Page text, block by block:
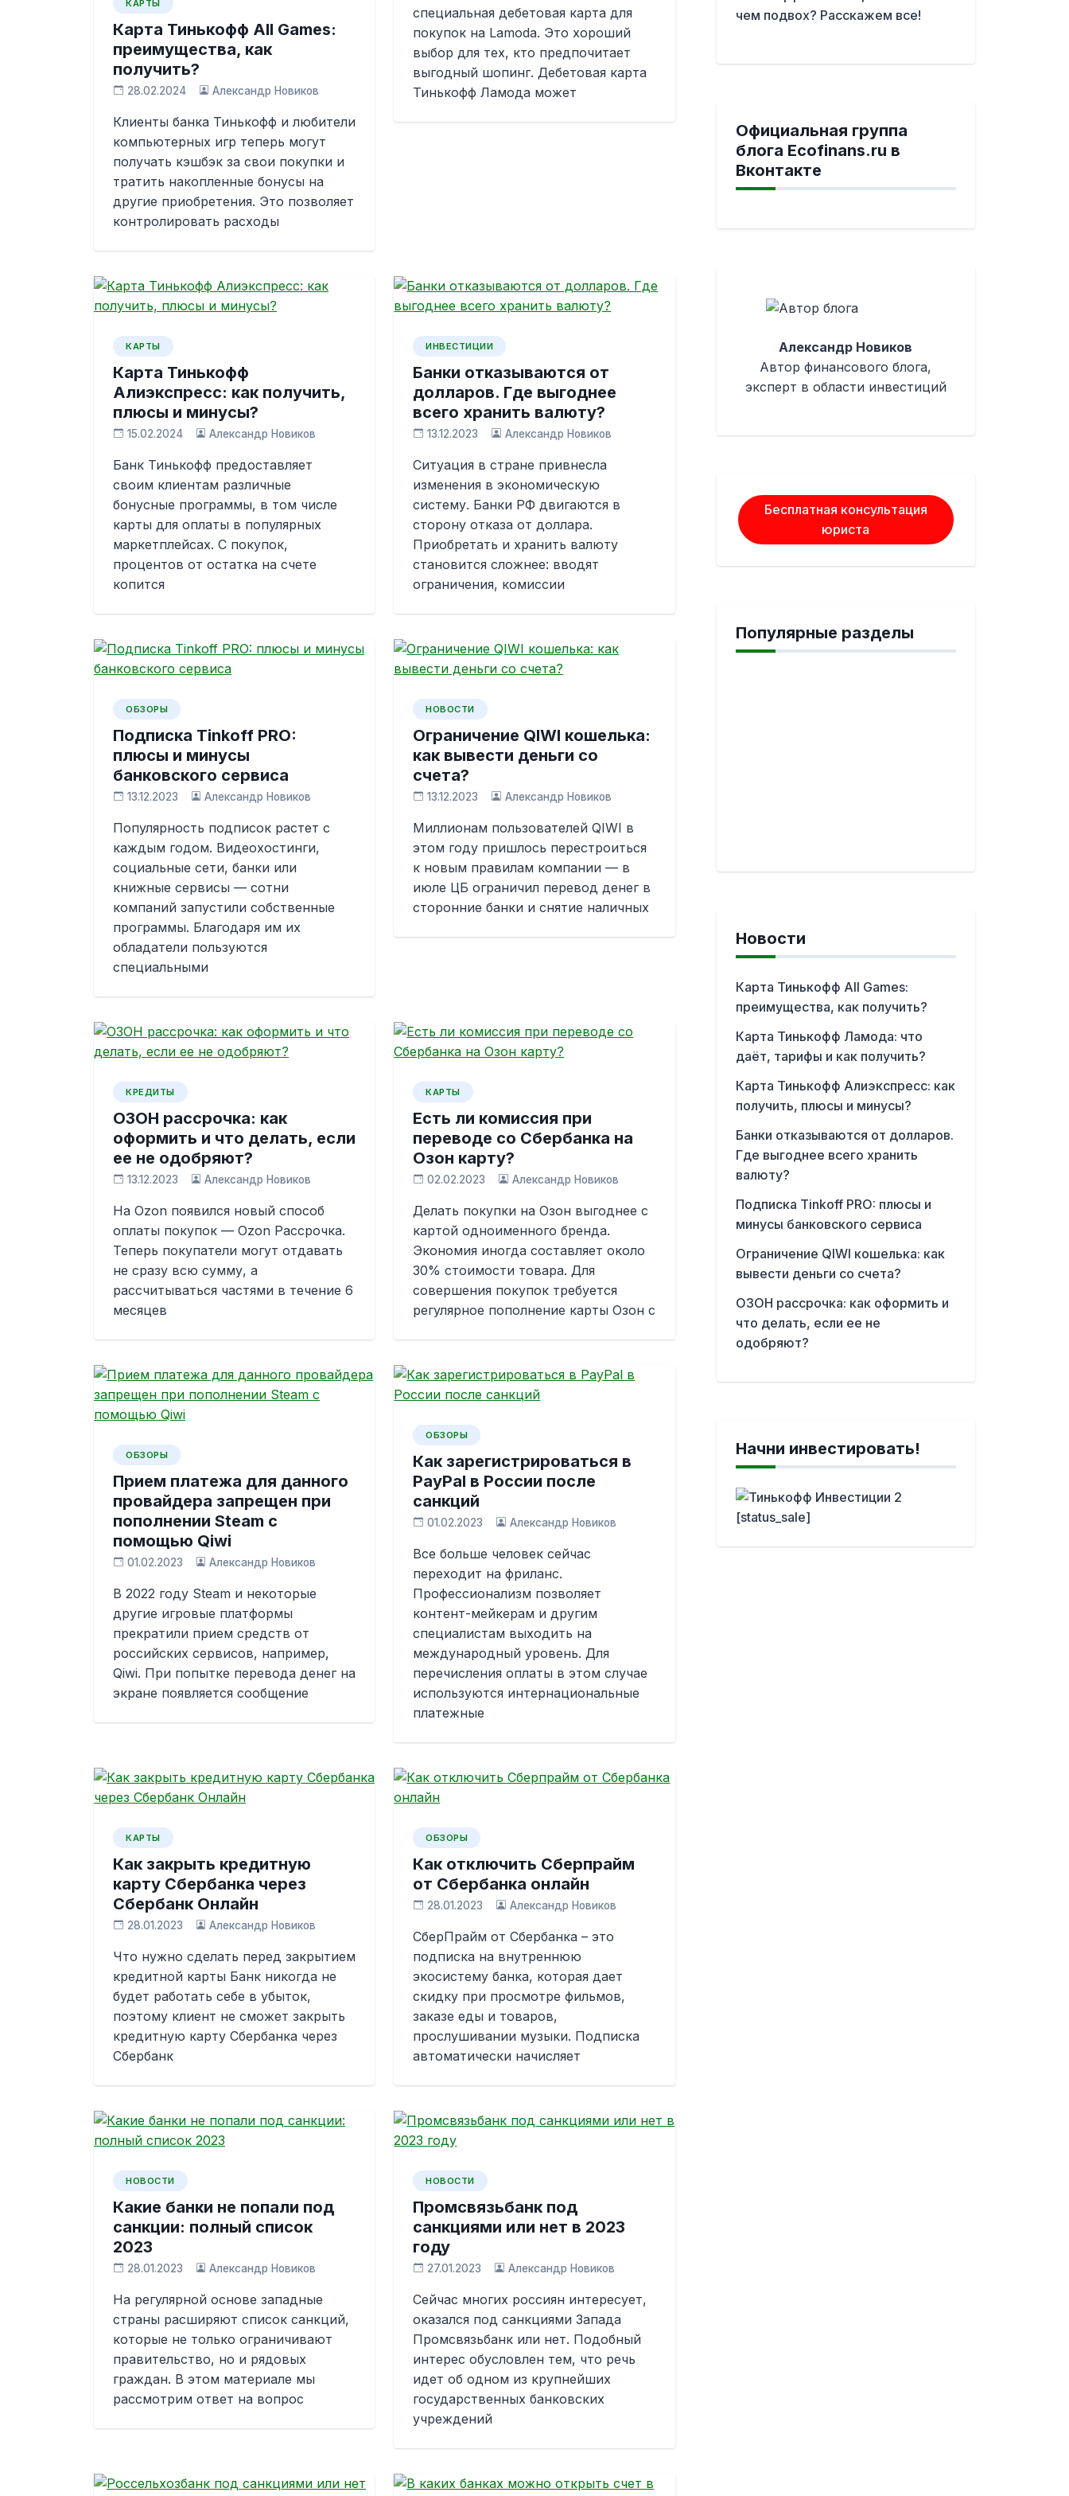
КАРТЫ
Карта Тинькофф All Games:
преимущества, как
получить?
28.02.2024 Александр Новиков
Клиенты банка Тинькофф и любители
компьютерных игр теперь могут
получать кэшбэк за свои покупки и
тратить накопленные бонусы на
другие приобретения. Это позволяет
контролировать расходы
специальная дебетовая карта для
покупок на Lamoda. Это хороший
выбор для тех, кто предпочитает
выгодный шопинг. Дебетовая карта
Тинькофф Ламода может
КАРТЫ
Карта Тинькофф
Алиэкспресс: как получить,
плюсы и минусы?
15.02.2024 Александр Новиков
Банк Тинькофф предоставляет
своим клиентам различные
бонусные программы, в том числе
карты для оплаты в популярных
маркетплейсах. С покупок,
процентов от остатка на счете
копится
ИНВЕСТИЦИИ
Банки отказываются от
долларов. Где выгоднее
всего хранить валюту?
13.12.2023 Александр Новиков
Ситуация в стране привнесла
изменения в экономическую
систему. Банки РФ двигаются в
сторону отказа от доллара.
Приобретать и хранить валюту
становится сложнее: вводят
ограничения, комиссии
ОБЗОРЫ
Подписка Tinkoff PRO:
плюсы и минусы
банковского сервиса
13.12.2023 Александр Новиков
Популярность подписок растет с
каждым годом. Видеохостинги,
социальные сети, банки или
книжные сервисы — сотни
компаний запустили собственные
программы. Благодаря им их
обладатели пользуются
специальными
НОВОСТИ
Ограничение QIWI кошелька:
как вывести деньги со
счета?
13.12.2023 Александр Новиков
Миллионам пользователей QIWI в
этом году пришлось перестроиться
к новым правилам компании — в
июле ЦБ ограничил перевод денег в
сторонние банки и снятие наличных
КРЕДИТЫ
ОЗОН рассрочка: как
оформить и что делать, если
ее не одобряют?
13.12.2023 Александр Новиков
На Ozon появился новый способ
оплаты покупок — Ozon Рассрочка.
Теперь покупатели могут отдавать
не сразу всю сумму, а
рассчитываться частями в течение 6
месяцев
КАРТЫ
Есть ли комиссия при
переводе со Сбербанка на
Озон карту?
02.02.2023 Александр Новиков
Делать покупки на Озон выгоднее с
картой одноименного бренда.
Экономия иногда составляет около
30% стоимости товара. Для
совершения покупок требуется
регулярное пополнение карты Озон с
ОБЗОРЫ
Прием платежа для данного
провайдера запрещен при
пополнении Steam с
помощью Qiwi
01.02.2023 Александр Новиков
В 2022 году Steam и некоторые
другие игровые платформы
прекратили прием средств от
российских сервисов, например,
Qiwi. При попытке перевода денег на
экране появляется сообщение
ОБЗОРЫ
Как зарегистрироваться в
PayPal в России после
санкций
01.02.2023 Александр Новиков
Все больше человек сейчас
переходит на фриланс.
Профессионализм позволяет
контент-мейкерам и другим
специалистам выходить на
международный уровень. Для
перечисления оплаты в этом случае
используются интернациональные
платежные
КАРТЫ
Как закрыть кредитную
карту Сбербанка через
Сбербанк Онлайн
28.01.2023 Александр Новиков
Что нужно сделать перед закрытием
кредитной карты Банк никогда не
будет работать себе в убыток,
поэтому клиент не сможет закрыть
кредитную карту Сбербанка через
Сбербанк
ОБЗОРЫ
Как отключить Сберпрайм
от Сбербанка онлайн
28.01.2023 Александр Новиков
СберПрайм от Сбербанка – это
подписка на внутреннюю
экосистему банка, которая дает
скидку при просмотре фильмов,
заказе еды и товаров,
прослушивании музыки. Подписка
автоматически начисляет
НОВОСТИ
Какие банки не попали под
санкции: полный список
2023
28.01.2023 Александр Новиков
На регулярной основе западные
страны расширяют список санкций,
которые не только ограничивают
правительство, но и рядовых
граждан. В этом материале мы
рассмотрим ответ на вопрос
НОВОСТИ
Промсвязьбанк под
санкциями или нет в 2023
году
27.01.2023 Александр Новиков
Сейчас многих россиян интересует,
оказался под санкциями Запада
Промсвязьбанк или нет. Подобный
интерес обусловлен тем, что речь
идет об одном из крупнейших
государственных банковских
учреждений
чем подвох? Расскажем все!
Официальная группа
блога Ecofinans.ru в
Вконтакте
Александр Новиков
Автор финансового блога,
эксперт в области инвестиций
Бесплатная консультация
юриста
Популярные разделы
Новости
Карта Тинькофф All Games:
преимущества, как получить?
Карта Тинькофф Ламода: что
даёт, тарифы и как получить?
Карта Тинькофф Алиэкспресс: как
получить, плюсы и минусы?
Банки отказываются от долларов.
Где выгоднее всего хранить
валюту?
Подписка Tinkoff PRO: плюсы и
минусы банковского сервиса
Ограничение QIWI кошелька: как
вывести деньги со счета?
ОЗОН рассрочка: как оформить и
что делать, если ее не
одобряют?
Начни инвестировать!